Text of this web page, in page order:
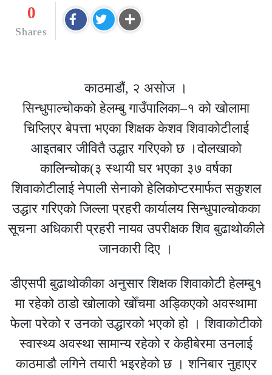
0
Shares
काठमाडौं, २ असोज ।
सिन्धुपाल्चोकको हेलम्बु गाउँपालिका–१ को खोलामा
चिप्लिएर बेपत्ता भएका शिक्षक केशव शिवाकोटीलाई
आइतबार जीवितै उद्धार गरिएको छ ।दोलखाको
कालिन्चोक(३ स्थायी घर भएका ३७ वर्षका
शिवाकोटीलाई नेपाली सेनाको हेलिकोप्टरमार्फत सकुशल
उद्धार गरिएको जिल्ला प्रहरी कार्यालय सिन्धुपाल्चोकका
सूचना अधिकारी प्रहरी नायव उपरीक्षक शिव बुढाथोकीले
जानकारी दिए ।
डीएसपी बुढाथोकीका अनुसार शिक्षक शिवाकोटी हेलम्बु१
मा रहेको ठाडो खोलाको खोँचमा अड्किएको अवस्थामा
फेला परेको र उनको उद्धारको भएको हो । शिवाकोटीको
स्वास्थ्य अवस्था सामान्य रहेको र केहीबेरमा उनलाई
काठमाडौ‌ लगिने तयारी भइरहेको छ । शनिबार नुहाएर